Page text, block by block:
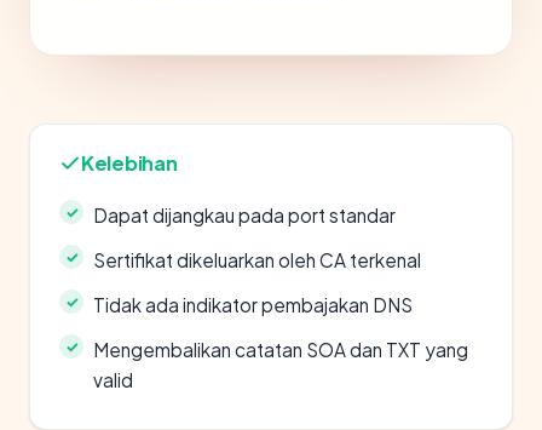
Kelebihan
Dapat dijangkau pada port standar
Sertifikat dikeluarkan oleh CA terkenal
Tidak ada indikator pembajakan DNS
Mengembalikan catatan SOA dan TXT yang
valid